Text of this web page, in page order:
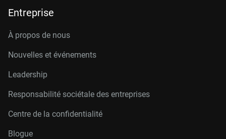
Entreprise
À propos de nous
Nouvelles et événements
Leadership
Responsabilité sociétale des entreprises
Centre de la confidentialité
Blogue